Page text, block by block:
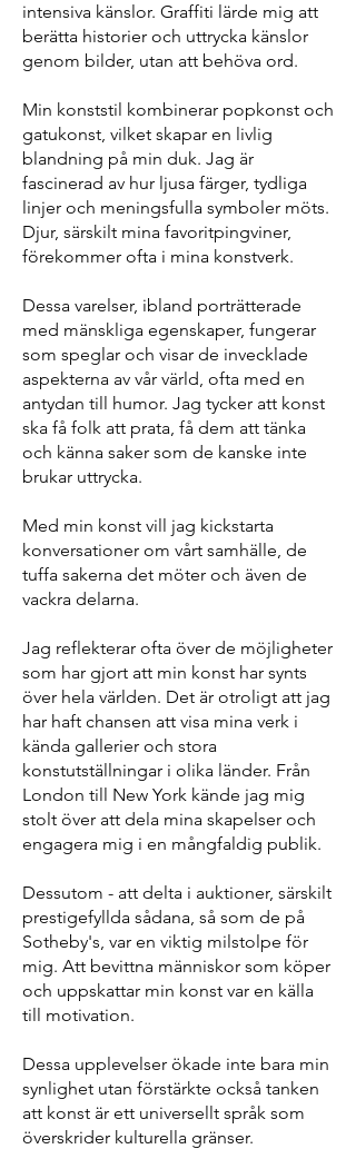
intensiva känslor. Graffiti lärde mig att
berätta historier och uttrycka känslor
genom bilder, utan att behöva ord.
Min konststil kombinerar popkonst och
gatukonst, vilket skapar en livlig
blandning på min duk. Jag är
fascinerad av hur ljusa färger, tydliga
linjer och meningsfulla symboler möts.
Djur, särskilt mina favoritpingviner,
förekommer ofta i mina konstverk.
Dessa varelser, ibland porträtterade
med mänskliga egenskaper, fungerar
som speglar och visar de invecklade
aspekterna av vår värld, ofta med en
antydan till humor. Jag tycker att konst
ska få folk att prata, få dem att tänka
och känna saker som de kanske inte
brukar uttrycka.
Med min konst vill jag kickstarta
konversationer om vårt samhälle, de
tuffa sakerna det möter och även de
vackra delarna.
Jag reflekterar ofta över de möjligheter
som har gjort att min konst har synts
över hela världen. Det är otroligt att jag
har haft chansen att visa mina verk i
kända gallerier och stora
konstutställningar i olika länder. Från
London till New York kände jag mig
stolt över att dela mina skapelser och
engagera mig i en mångfaldig publik.
Dessutom - att delta i auktioner, särskilt
prestigefyllda sådana, så som de på
Sotheby's, var en viktig milstolpe för
mig. Att bevittna människor som köper
och uppskattar min konst var en källa
till motivation.
Dessa upplevelser ökade inte bara min
synlighet utan förstärkte också tanken
att konst är ett universellt språk som
överskrider kulturella gränser.